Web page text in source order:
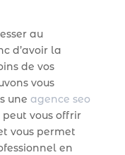
au
d’avoir la
de vos
vous
une agence seo
vous offrir
vous permet
en